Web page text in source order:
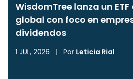
WisdomTree lanza un
global con foco en
dividendos
1 JUL, 2026 | Por Leticia Rial